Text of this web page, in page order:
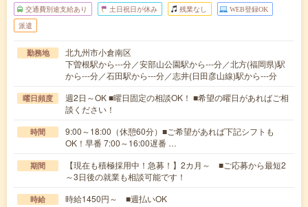
交通費別途支給あり 土日祝日が休み 残業なし WEB登録OK
派遣
勤務地
北九州市小倉南区
下曽根駅から---分／安部山公園駅から---分／北方(福岡県)駅
から---分／石田駅から---分／志井(日田彦山線)駅から---分
曜日頻度
週2日～OK ■曜日固定の相談OK！ ■希望の曜日があればご相
談ください！
時間
9:00～18:00（休憩60分）■ご希望があれば下記シフトも
OK！早番 7:00～16:00遅番 …
期間
【現在も積極採用中！急募！】2カ月～ ■ご応募から最短2
～3日後の就業も相談可能です！
時給 時給1450円～ ■週払いOK